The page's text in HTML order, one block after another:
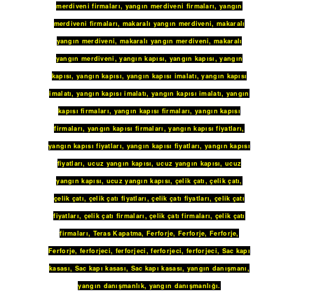
merdiveni firmaları, yangın merdiveni firmaları, yangın
merdiveni firmaları, makaralı yangın merdiveni,makaralı
yangın merdiveni, makaralı yangın merdiveni,makaralı
yangın merdiveni,yangın kapısı, yangın kapısı,yangın
kapısı,yangın kapısı, yangın kapısı imalatı,yangın kapısı
imalatı,yangın kapısı imalatı, yangın kapısı imalatı, yangın
kapısı firmaları, yangın kapısı firmaları,yangın kapısı
firmaları, yangın kapısı firmaları,yangın kapısı fiyatları,
yangın kapısı fiyatları, yangın kapısı fiyatları,yangın kapısı
fiyatları,ucuz yangın kapısı,ucuz yangın kapısı,ucuz
yangın kapısı, ucuz yangın kapısı, çelik çatı,çelik çatı,
çelik çatı, çelik çatı fiyatları,çelik çatı fiyatları, çelik çatı
fiyatları, çelik çatı firmaları,çelik çatı firmaları, çelik çatı
firmaları, Teras Kapatma,Ferforje,Ferforje,Ferforje,
Ferforje,ferforjeci, ferforjeci,ferforjeci, ferforjeci, Sac kapı
kasası, Sac kapı kasası, Sac kapı kasası, yangın danışmanı,
yangın danışmanlık, yangın danışmanlığı.